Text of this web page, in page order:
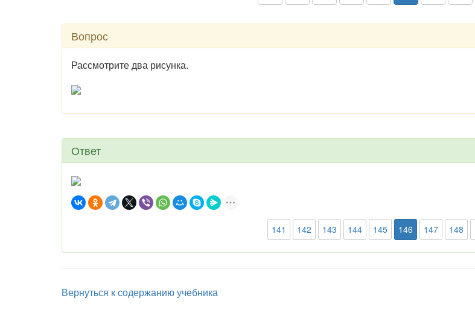
Вопрос
Рассмотрите два рисунка.
Ответ
141 142 143 144 145 146 147 148
Вернуться к содержанию учебника